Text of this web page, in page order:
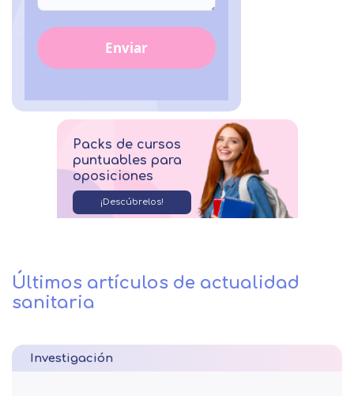
Enviar
Packs de cursos
puntuables para
oposiciones
¡Descúbrelos!
Últimos artículos de actualidad
sanitaria
Investigación